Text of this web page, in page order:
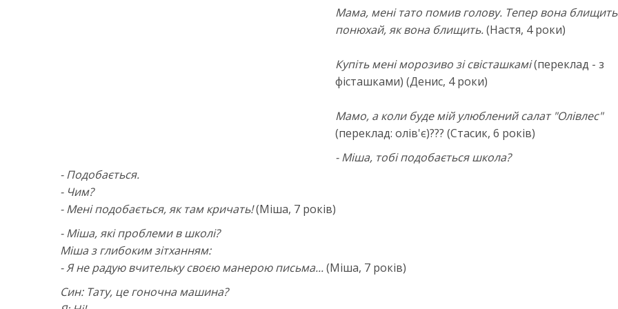
Мама, мені тато помив голову. Тепер вона
понюхай, як вона блищить.(Настя, 4 роки)
Купіть мені морозиво зі свісташкамі(переклад - з
фісташками) (Денис, 4 роки)
Мамо, а коли буде мій улюблений салат "Олівлес"
(переклад: олів'є)??? (Стасик, 6 років)
- Міша, тобі подобається школа?
- Подобається.
- Чим?
- Мені подобається, як там кричать!(Міша, 7 років)
- Міша, які проблеми в школі?
Міша з глибоким зітханням:
- Я не радую вчительку своєю манерою письма...(Міша, 7 років)
Син: Тату, це гоночна машина?